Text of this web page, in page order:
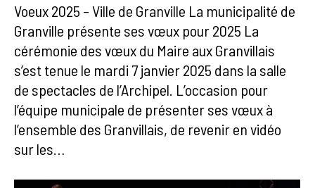
Voeux 2025 – Ville de Granville La municipalité de
Granville présente ses vœux pour 2025 La
cérémonie des vœux du Maire aux Granvillais
s’est tenue le mardi 7 janvier 2025 dans la salle
de spectacles de l’Archipel. L’occasion pour
l’équipe municipale de présenter ses vœux à
l’ensemble des Granvillais, de revenir en vidéo
sur les…